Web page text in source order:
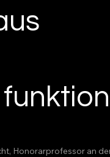
Honorarprofessor an